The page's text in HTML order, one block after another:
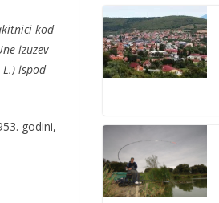
kod
izuzev
ispod
godini,